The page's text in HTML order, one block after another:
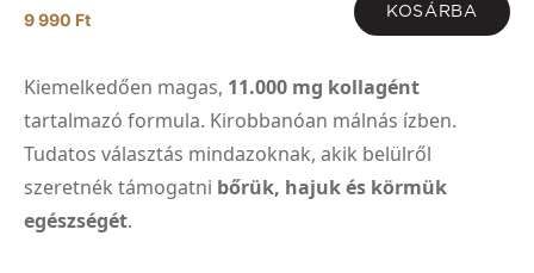
9 990 Ft KOSÁRBA
Kiemelkedően magas, 11.000 mg kollagént
tartalmazó formula. Kirobbanóan málnás ízben.
Tudatos választás mindazoknak, akik belülről
szeretnék támogatni bőrük, hajuk és körmük
egészségét.